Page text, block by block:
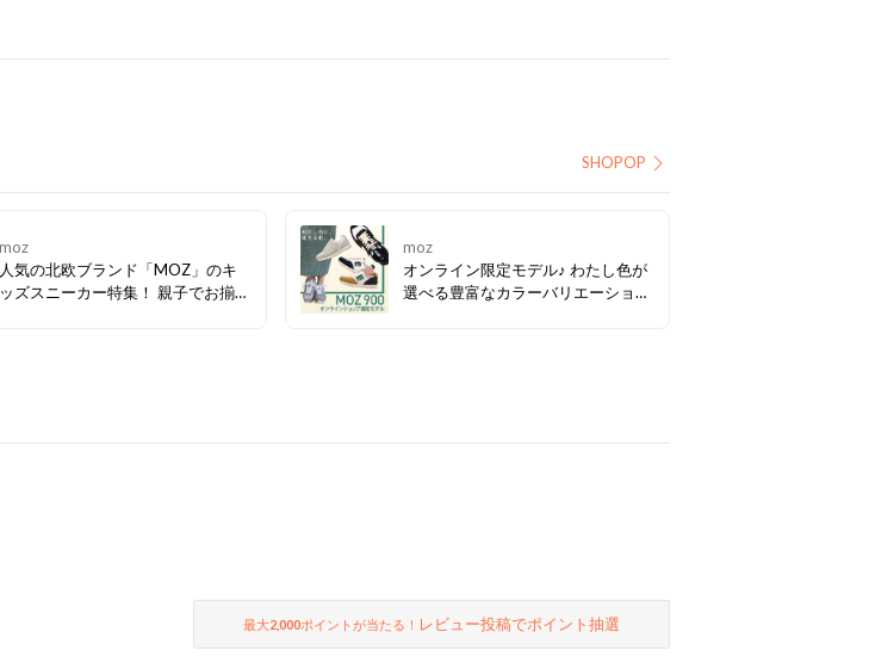
SHOPOP
moz
人気の北欧ブランド「MOZ」のキ
ッズスニーカー特集！ 親子でお揃い
moz
オンライン限定モデル♪ わたし色が
選べる豊富なカラーバリエーション
最大2,000ポイントが当たる！ レビュー投稿でポイント抽選